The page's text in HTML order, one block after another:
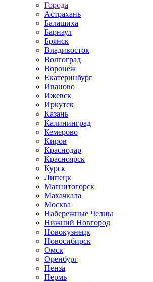
Города
Астрахань
Балашиха
Барнаул
Брянск
Владивосток
Волгоград
Воронеж
Екатеринбург
Иваново
Ижевск
Иркутск
Казань
Калининград
Кемерово
Киров
Краснодар
Красноярск
Курск
Липецк
Магнитогорск
Махачкала
Москва
Набережные Челны
Нижний Новгород
Новокузнецк
Новосибирск
Омск
Оренбург
Пенза
Пермь